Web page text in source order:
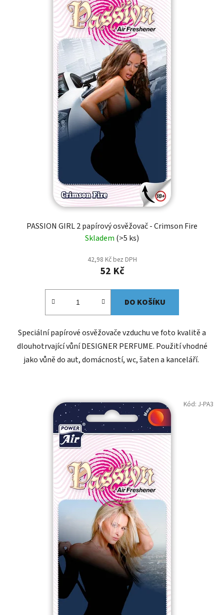
PASSION GIRL 2 papírový osvěžovač - Crimson Fire
Skladem (>5 ks)
42,98 Kč bez DPH
52 Kč
DO KOŠÍKU
Speciální papírové osvěžovače vzduchu ve foto kvalitě a
dlouhotrvající vůní DESIGNER PERFUME. Použití vhodné
jako vůně do aut, domácností, wc, šaten a kanceláří.
Kód: J-PA3